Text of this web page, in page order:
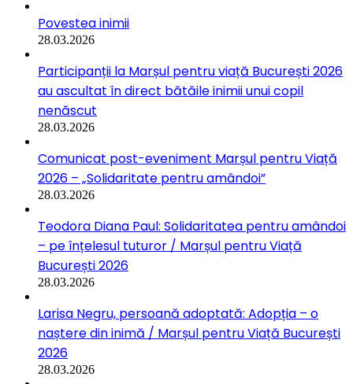
Povestea inimii
28.03.2026
Participanții la Marșul pentru viață București 2026
au ascultat în direct bătăile inimii unui copil
nenăscut
28.03.2026
Comunicat post-eveniment Marșul pentru Viață
2026 – „Solidaritate pentru amândoi”
28.03.2026
Teodora Diana Paul: Solidaritatea pentru amândoi
– pe înțelesul tuturor / Marșul pentru Viață
București 2026
28.03.2026
Larisa Negru, persoană adoptată: Adopția – o
naștere din inimă / Marșul pentru Viață București
2026
28.03.2026